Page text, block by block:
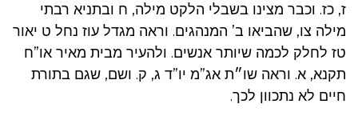
ז, כז. וכבר מצינו בשבלי הלקט מילה, ח ובתניא רבתי
מילה צו, שהביאו ב’ המנהגים. וראה מגדל עוז נחל ט יאור
טז לחלק לכמה שיותר אנשים. ולהעיר מבית מאיר או”ח
תקנא, א. וראה שו״ת אג”מ יו”ד ג, ק. ושם, שגם בתורת
חיים לא נתכוון לכך.